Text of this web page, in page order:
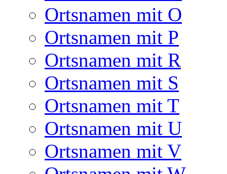
Ortsnamen mit O
Ortsnamen mit P
Ortsnamen mit R
Ortsnamen mit S
Ortsnamen mit T
Ortsnamen mit U
Ortsnamen mit V